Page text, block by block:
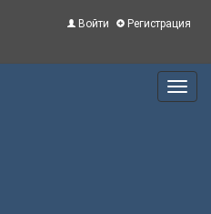
Войти Регистрация
Main
Menu